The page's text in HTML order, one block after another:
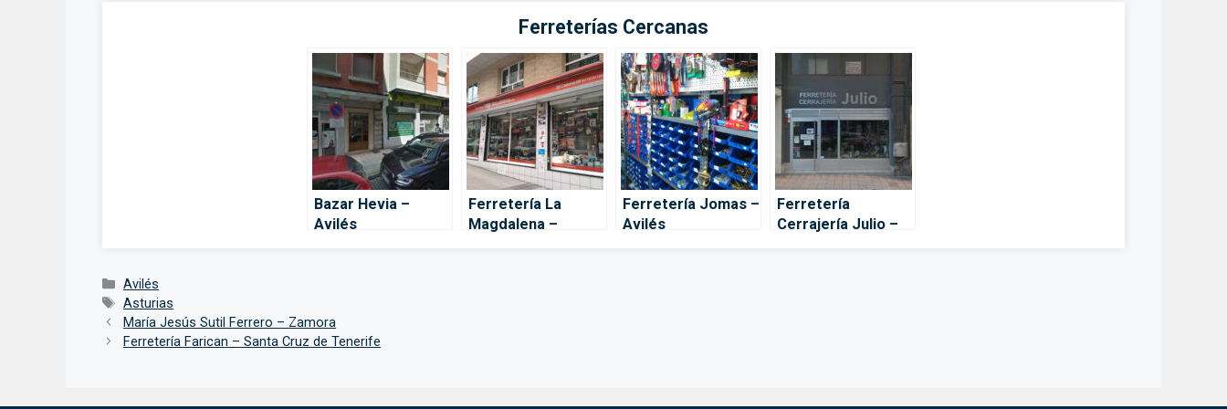
Ferreterías Cercanas
Bazar Hevia –
Avilés
Ferretería La
Magdalena –
Ferretería Jomas –
Avilés
Ferretería
Cerrajería Julio –
Categorías
Avilés
Etiquetas
Asturias
María Jesús Sutil Ferrero – Zamora
Ferretería Farican – Santa Cruz de Tenerife